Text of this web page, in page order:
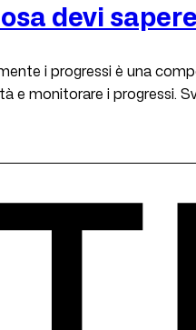
devi
i progressi è una
e monitorare i progressi.